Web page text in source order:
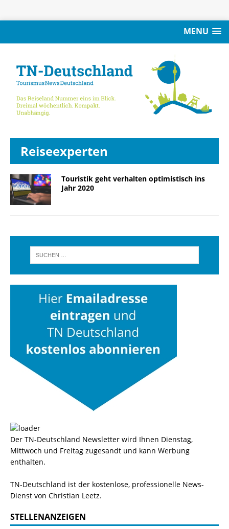
MENU
Reiseexperten
Touristik geht verhalten optimistisch ins
Jahr 2020
Der TN-Deutschland Newsletter wird Ihnen Dienstag,
Mittwoch und Freitag zugesandt und kann Werbung
enthalten.
TN-Deutschland ist der kostenlose, professionelle News-
Dienst von Christian Leetz.
STELLENANZEIGEN